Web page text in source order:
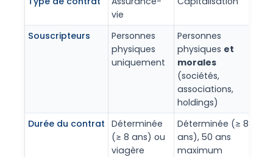
vie
Souscripteurs
Personnes
physiques
uniquement
Personnes
physiques et
morales
(sociétés,
associations,
holdings)
Durée du contrat Déterminée
(≥ 8 ans) ou
viagère
Déterminée (≥ 8
ans), 50 ans
maximum